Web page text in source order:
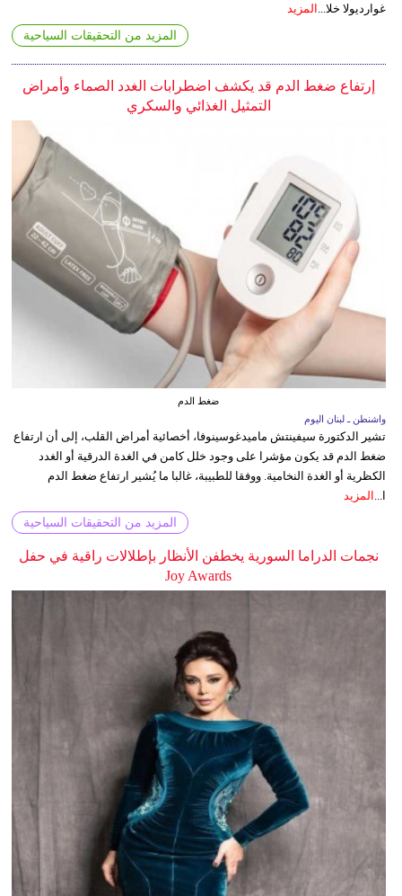
غوارديولا خلا...
المزيد
المزيد من التحقيقات السياحية
إرتفاع ضغط الدم قد يكشف اضطرابات الغدد الصماء وأمراض
التمثيل الغذائي والسكري
ضغط الدم
واشنطن ـ لبنان اليوم
تشير الدكتورة سيفينتش ماميدغوسينوفا، أخصائية أمراض القلب، إلى أن ارتفاع
ضغط الدم قد يكون مؤشرا على وجود خلل كامن في الغدة الدرقية أو الغدد
الكظرية أو الغدة النخامية. ووفقا للطبيبة، غالبا ما يُشير ارتفاع ضغط الدم
ا... المزيد
المزيد من التحقيقات السياحية
نجمات الدراما السورية يخطفن الأنظار بإطلالات راقية في حفل
Joy Awards